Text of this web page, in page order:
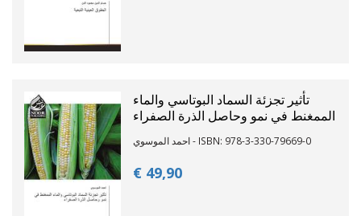
تأثير تجزئة السماد البوتاسي والماء
الممغنط في نمو وحاصل الذرة الصفراء
احمد الموسوي - ISBN: 978-3-330-79669-0
€ 49,90